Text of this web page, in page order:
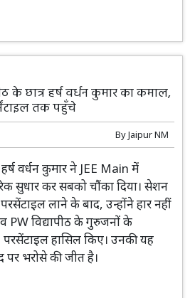
के छात्र हर्ष वर्धन कुमार का कमाल,
तक पहुँचे
ByJaipur NM
वर्धन कुमार ने JEE Main में
सुधार कर सबको चौंका दिया। सेशन
लाने के बाद, उन्होंने हार नहीं
PW विद्यापीठ के गुरुजनों के
हासिल किए। उनकी यह
भरोसे की जीत है।